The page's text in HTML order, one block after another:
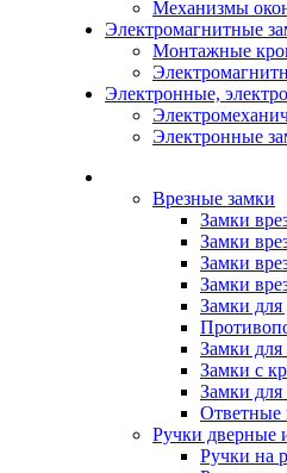
Механизмы
Электромагнитные
Монтажные
Электронные,
Электронные
Врезные замки
Замки
Замки
Замки
Замки
Замки для
Замки
Замки с
Замки для
Ответные
Ручки дверные
Ручки на